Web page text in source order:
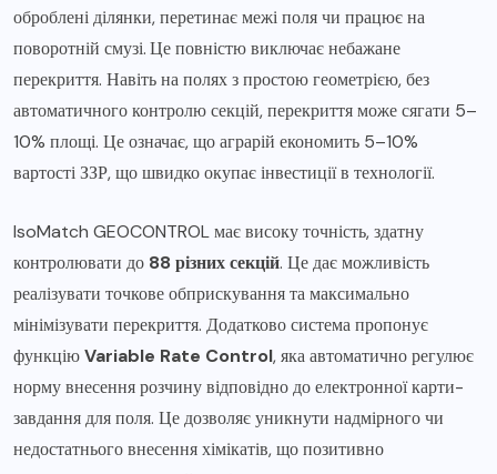
оброблені ділянки, перетинає межі поля чи працює на
поворотній смузі.Це повністю виключає небажане
перекриття. Навіть на полях з простою геометрією, без
автоматичного контролю секцій, перекриття може сягати 5–
10% площі. Це означає, що аграрій економить 5–10%
вартості ЗЗР, що швидко окупає інвестиції в технології.
IsoMatch GEOCONTROL має високу точність, здатну
контролювати до 88 різних секцій. Це дає можливість
реалізувати точкове обприскування та максимально
мінімізувати перекриття. Додатково система пропонує
функціюVariable Rate Control, яка автоматично регулює
норму внесення розчину відповідно до електронної карти-
завдання для поля. Це дозволяє уникнути надмірного чи
недостатнього внесення хімікатів, що позитивно